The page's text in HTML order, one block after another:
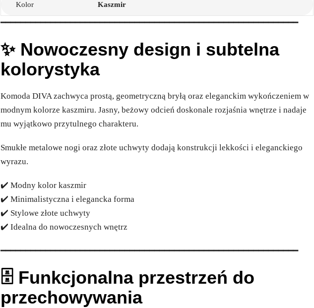
Kolor Kaszmir
━━━━━━━━━━━━━━━━━━━━━━━━━━━━━━━━━━━━━━━━━━━━━━━━━━━━━━━━━━━━
✨ Nowoczesny design i subtelna
kolorystyka
Komoda DIVA zachwyca prostą, geometryczną bryłą oraz eleganckim wykończeniem w
modnym kolorze kaszmiru. Jasny, beżowy odcień doskonale rozjaśnia wnętrze i nadaje
mu wyjątkowo przytulnego charakteru.
Smukłe metalowe nogi oraz złote uchwyty dodają konstrukcji lekkości i eleganckiego
wyrazu.
✔️ Modny kolor kaszmir
✔️ Minimalistyczna i elegancka forma
✔️ Stylowe złote uchwyty
✔️ Idealna do nowoczesnych wnętrz
━━━━━━━━━━━━━━━━━━━━━━━━━━━━━━━━━━━━━━━━━━━━━━━━━━━━━━━━━━━━
🗄️ Funkcjonalna przestrzeń do
przechowywania